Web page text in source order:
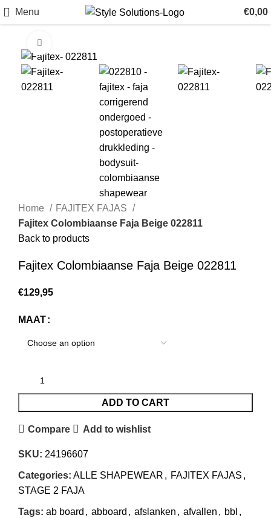
Menu €0,00
Home
FAJITEX FAJAS
Fajitex Colombiaanse Faja Beige 022811
Back to products
Fajitex Colombiaanse Faja Beige 022811
€129,95
MAAT
ADD TO CART
Compare Add to wishlist
SKU: 24196607
Categories: ALLE SHAPEWEAR , FAJITEX FAJAS ,
STAGE 2 FAJA
Tags: ab board , abboard , afslanken , afvallen , bbl ,